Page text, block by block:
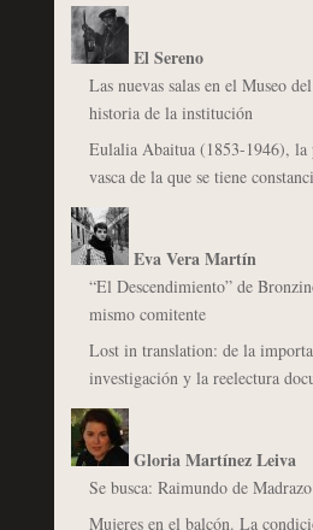
El Sereno
Las nuevas salas en el Museo
historia de la institución
Eulalia Abaitua (1853-1946), la
vasca de la que se tiene
Eva Vera Martín
“El Descendimiento” de
mismo comitente
Lost in translation: de la
investigación y la reelectura
Gloria Martínez Leiva
Se busca: Raimundo de Madrazo
Mujeres en el balcón. La